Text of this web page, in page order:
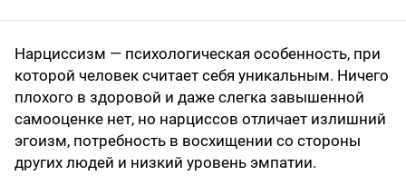
Нарциссизм — психологическая особенность, при
которой человек считает себя уникальным. Ничего
плохого в здоровой и даже слегка завышенной
самооценке нет, но нарциссов отличает излишний
эгоизм, потребность в восхищении со стороны
других людей и низкий уровень эмпатии.